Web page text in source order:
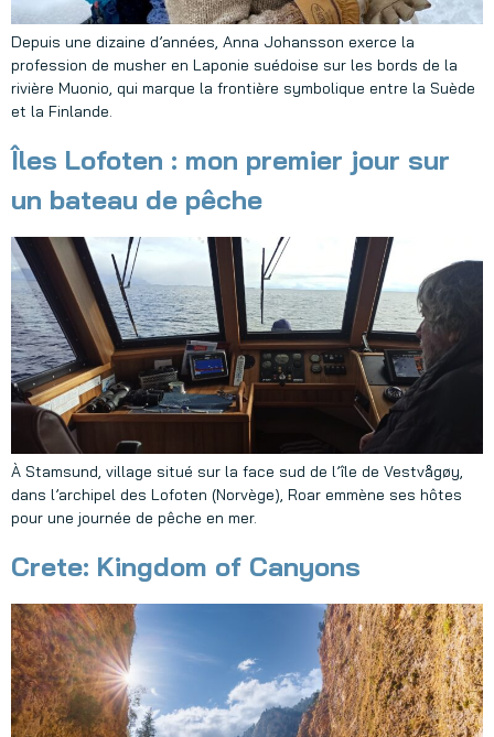
Depuis une dizaine d’années, Anna Johansson exerce la
profession de musher en Laponie suédoise sur les bords de la
rivière Muonio, qui marque la frontière symbolique entre la Suède
et la Finlande.
Îles Lofoten : mon premier jour sur
un bateau de pêche
À Stamsund, village situé sur la face sud de l’île de Vestvågøy,
dans l’archipel des Lofoten (Norvège), Roar emmène ses hôtes
pour une journée de pêche en mer.
Crete: Kingdom of Canyons